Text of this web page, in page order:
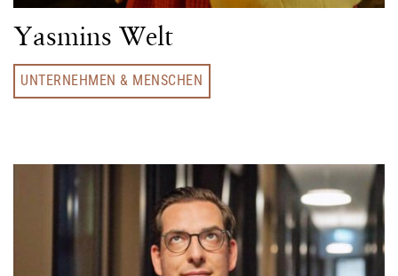
Yasmins Welt
UNTERNEHMEN & MENSCHEN